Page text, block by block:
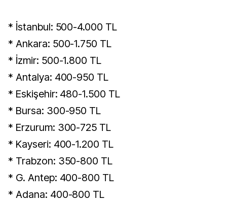
* İstanbul: 500-4.000 TL
* Ankara: 500-1.750 TL
* İzmir: 500-1.800 TL
* Antalya: 400-950 TL
* Eskişehir: 480-1.500 TL
* Bursa: 300-950 TL
* Erzurum: 300-725 TL
* Kayseri: 400-1.200 TL
* Trabzon: 350-800 TL
* G. Antep: 400-800 TL
* Adana: 400-800 TL